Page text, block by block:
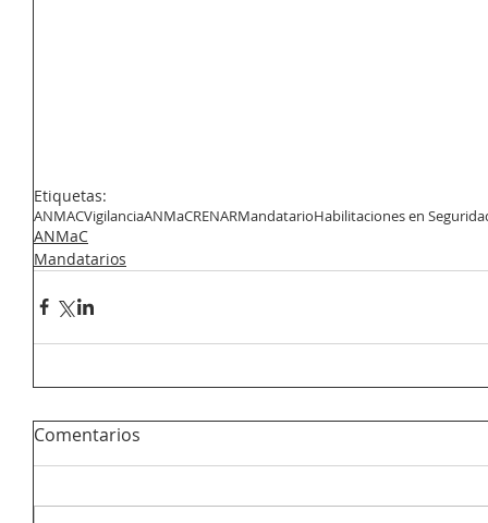
Etiquetas:
ANMACVigilanciaANMaCRENARMandatarioHabilitaciones en
ANMaC
Mandatarios
Comentarios